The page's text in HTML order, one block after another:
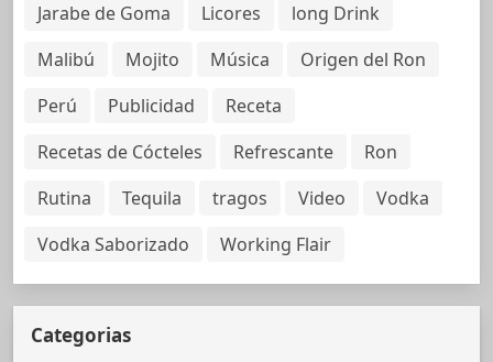
Jarabe de Goma
Licores
long Drink
Malibú
Mojito Música
Origen del Ron
Perú
Publicidad
Receta
Recetas de Cócteles
Refrescante
Ron
Rutina
Tequila tragos Video
Vodka
Vodka Saborizado
Working Flair
Categorias